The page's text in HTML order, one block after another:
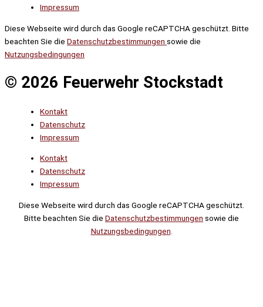
Impressum
Diese Webseite wird durch das Google reCAPTCHA geschützt. Bitte
beachten Sie die Datenschutzbestimmungen sowie die
Nutzungsbedingungen
© 2026 Feuerwehr Stockstadt
Kontakt
Datenschutz
Impressum
Kontakt
Datenschutz
Impressum
Diese Webseite wird durch das Google reCAPTCHA geschützt.
Bitte beachten Sie die Datenschutzbestimmungen sowie die
Nutzungsbedingungen